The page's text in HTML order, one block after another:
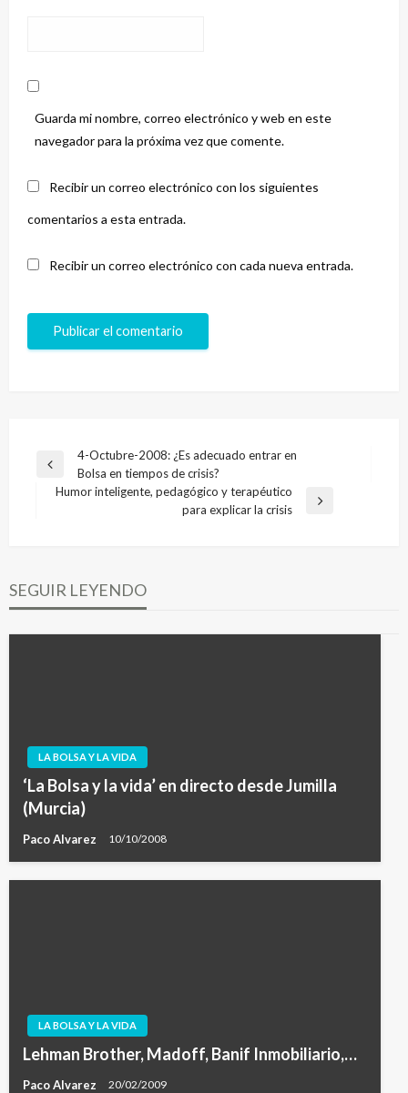
Guarda mi nombre, correo electrónico y web en este
navegador para la próxima vez que comente.
Recibir un correo electrónico con los siguientes
comentarios a esta entrada.
Recibir un correo electrónico con cada nueva entrada.
Navegación
de
Entrada
anterior
4-Octubre-2008: ¿Es adecuado entrar en
Bolsa en tiempos de crisis?
Humor inteligente, pedagógico y terapéutico
para explicar la crisis
SEGUIR LEYENDO
LA BOLSA Y LA VIDA
‘La Bolsa y la vida’ en directo desde Jumilla
(Murcia)
Paco Alvarez 10/10/2008
LA BOLSA Y LA VIDA
Lehman Brother, Madoff, Banif Inmobiliario,…
Paco Alvarez 20/02/2009